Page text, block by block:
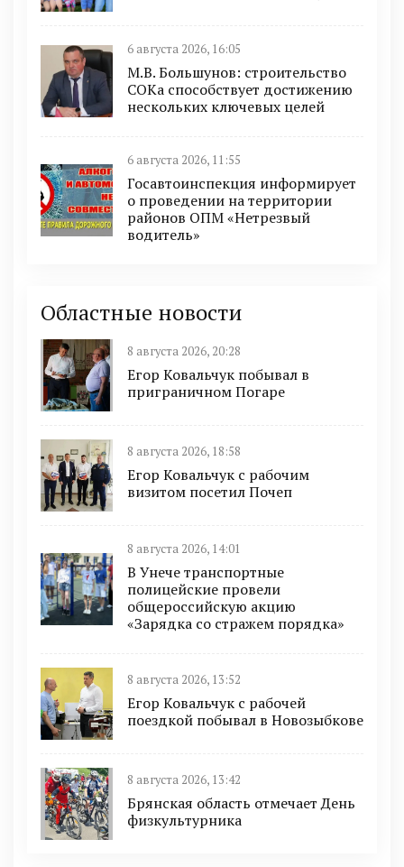
6 августа 2026, 16:05
М.В. Большунов: строительство
СОКа способствует достижению
нескольких ключевых целей
6 августа 2026, 11:55
Госавтоинспекция информирует
о проведении на территории
районов ОПМ «Нетрезвый
водитель»
Областные новости
8 августа 2026, 20:28
Егор Ковальчук побывал в
приграничном Погаре
8 августа 2026, 18:58
Егор Ковальчук с рабочим
визитом посетил Почеп
8 августа 2026, 14:01
В Унече транспортные
полицейские провели
общероссийскую акцию
«Зарядка со стражем порядка»
8 августа 2026, 13:52
Егор Ковальчук с рабочей
поездкой побывал в Новозыбкове
8 августа 2026, 13:42
Брянская область отмечает День
физкультурника